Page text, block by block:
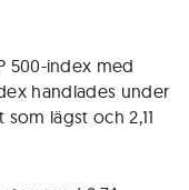
500-index med
handlades under
lägst och 2,11